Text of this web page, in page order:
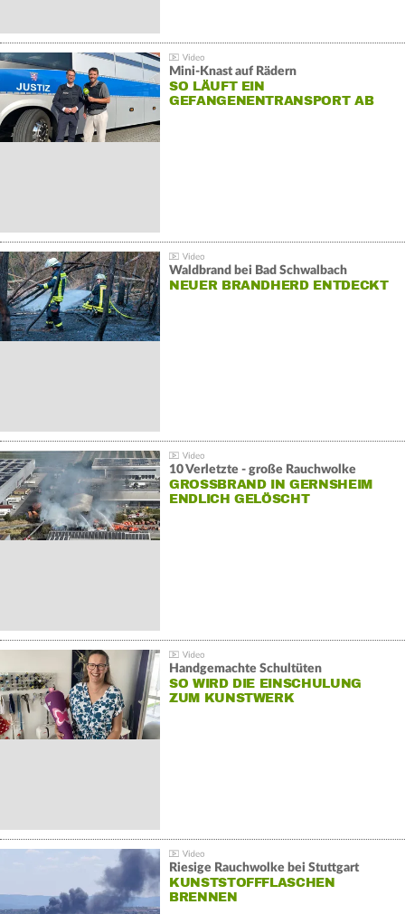
Mini-Knast auf Rädern
SO LÄUFT EIN
GEFANGENENTRANSPORT AB
Waldbrand bei Bad Schwalbach
NEUER BRANDHERD ENTDECKT
10 Verletzte - große Rauchwolke
GROSSBRAND IN GERNSHEIM E
NDLICH GELÖSCHT
Handgemachte Schultüten
SO WIRD DIE EINSCHULUNG
ZUM KUNSTWERK
Riesige Rauchwolke bei Stuttgart
KUNSTSTOFFFLASCHEN
BRENNEN